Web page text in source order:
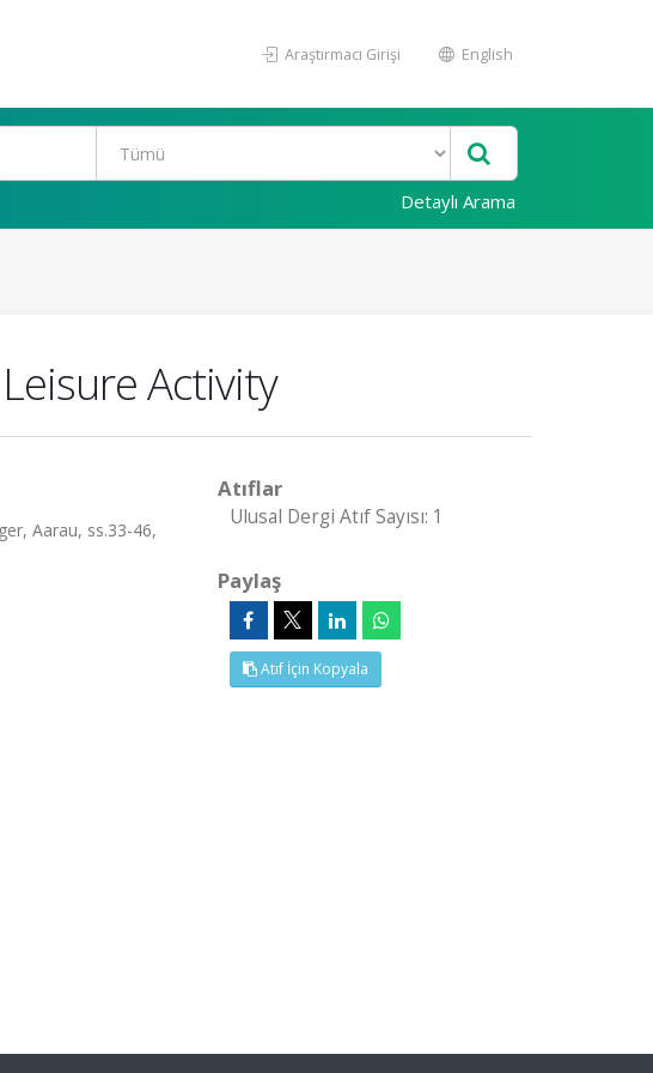
Araştırmacı Girişi English
Detaylı Arama
Activity
Aarau, ss.33-46,
Atıflar
Ulusal Dergi Atıf Sayısı: 1
Paylaş
Atıf İçin Kopyala